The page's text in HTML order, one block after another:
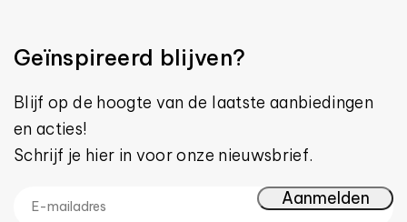
Geïnspireerd blijven?
Blijf op de hoogte van de laatste aanbiedingen
en acties!
Schrijf je hier in voor onze nieuwsbrief.